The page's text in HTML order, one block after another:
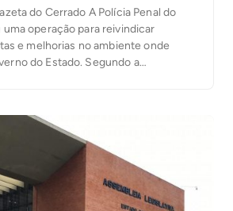
do Cerrado A Polícia Penal do
operação para reivindicar
e melhorias no ambiente onde
do Estado. Segundo a
São elas: Casa de Prisão
– […]